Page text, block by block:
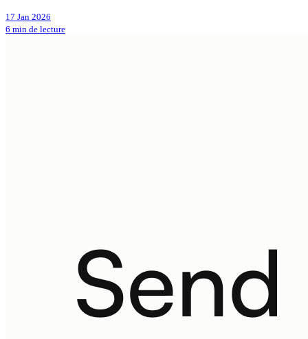
17 Jan 2026
6 min de lecture